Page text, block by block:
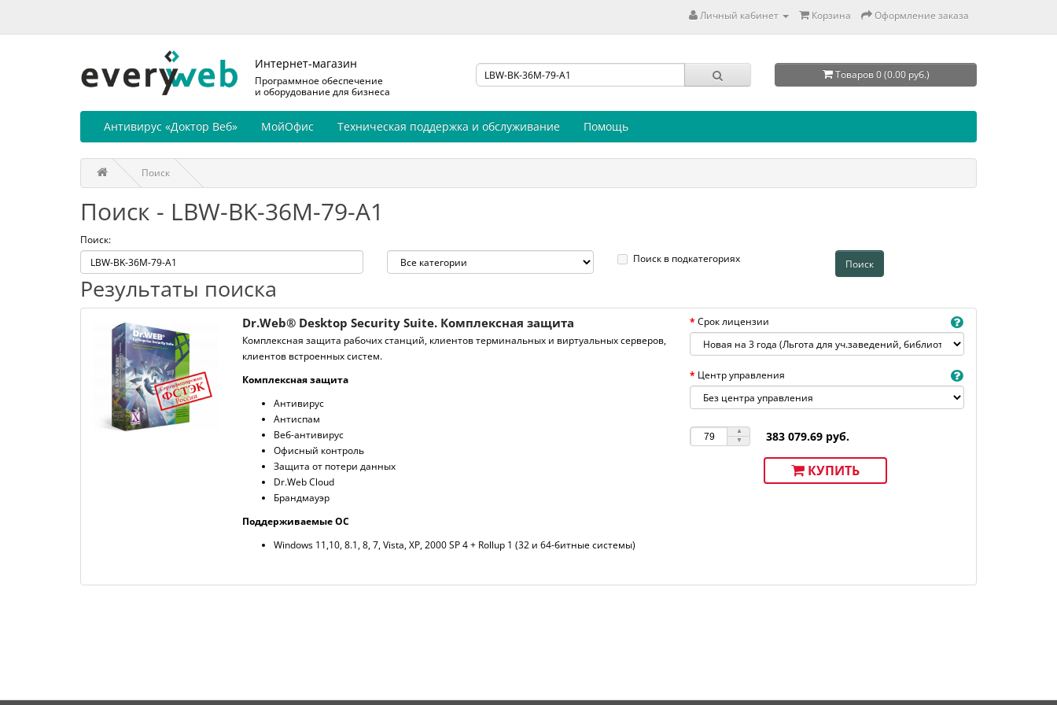
Личный кабинет Корзина Оформление заказа
Интернет-магазин
Программное обеспечение
и оборудование для бизнеса
Товаров 0 (0.00 руб.)
Антивирус «Доктор Веб» МойОфис Техническая поддержка и обслуживание Помощь
Поиск
Поиск - LBW-BK-36M-79-A1
Поиск:
Поиск в подкатегориях
Результаты поиска
Dr.Web® Desktop Security Suite. Комплексная защита
Комплексная защита рабочих станций, клиентов терминальных и виртуальных серверов,
клиентов встроенных систем.
Комплексная защита
Антивирус
Антиспам
Веб-антивирус
Офисный контроль
Защита от потери данных
Dr.Web Cloud
Брандмауэр
Поддерживаемые ОС
Windows 11,10, 8.1, 8, 7, Vista, XP, 2000 SP 4 + Rollup 1 (32 и 64-битные системы)
Срок лицензии
Центр управления
383 079.69 руб.
КУПИТЬ